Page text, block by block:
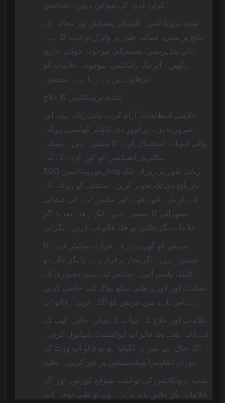
کوئی غدود کی سوجن نہیں۔ تشخیص:
شدید برونکائٹس: کلینیکل پیشکش اور معائنہ کے
نتائج پر مبنی، ممکنہ طور پر وائرل نوعیت کا ہے۔
ہائی بلڈ پریشر: مستحکم، موجودہ دوائی جاری
رکھیں۔ الرجک رائنائٹس: موجودہ علامات کو
بڑھاوا نہیں دے رہا ہے۔ منصوبہ:
شدید برونکائٹس کا علاج:
علامتی انتظامات: آرام کرنے، پانی زیادہ پینے اور
ضرورت پڑنے پر اوور دی کاؤنٹر کھانسی روکنے
والی ادویات استعمال کرنے کا مشورہ دیں۔ ممکنہ
بیکٹیریل انفیکشن کو کور کرنے کے لیے
ازیتھرومائسین 500mg زبانی طور پر روزانہ ایک
بار پانچ دن تک تجویز کریں۔ منتقلی کو روکنے کے
لیے بار بار ہاتھ دھونے اور سانس لینے کی صفائی
ستھرائی کا مشورہ دیں۔ ایک ہفتے بعد یا اگر
علامات بگڑ جائیں تو جلد فالو اپ کریں۔ نگرانی:
مریض کو گھر پر درجہ حرارت مانیٹر کرنے کا
مشورہ دیں۔ اگر بخار برقرار رہے یا بگڑ جائے تو
کلینک واپس آئیں۔ سانس لینے میں دشواری کے
نشانات اور فوری طبی دیکھ بھال کب حاصل کرنی
ہے اس بارے میں مریض کو آگاہ کریں۔ فالو اپ:
علامات اور علاج کے جواب کا دوبارہ جائزہ لینے کے
لیے ایک ہفتے بعد فالو اپ اپوائنٹمنٹ شیڈیول کریں۔
اگر حال ہی میں نہ لگوایا ہو تو فالو اپ وزٹ کے
دوران انفلوئنزا ویکسینیشن پر غور کریں۔ تعلیم:
شدید برونکائٹس کی نوعیت، متوقع کورس، اور اگر
علامات بگڑ جائیں یا بہتر نہ ہوں تو طبی توجہ کب